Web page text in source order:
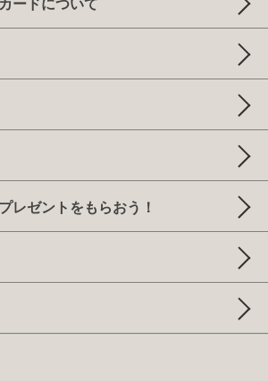
ードについて
レゼントをもらおう！